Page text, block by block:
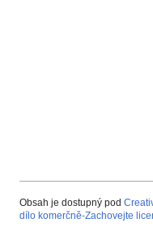
Obsah je dostupný pod
dílo komerčně-Zachovejte